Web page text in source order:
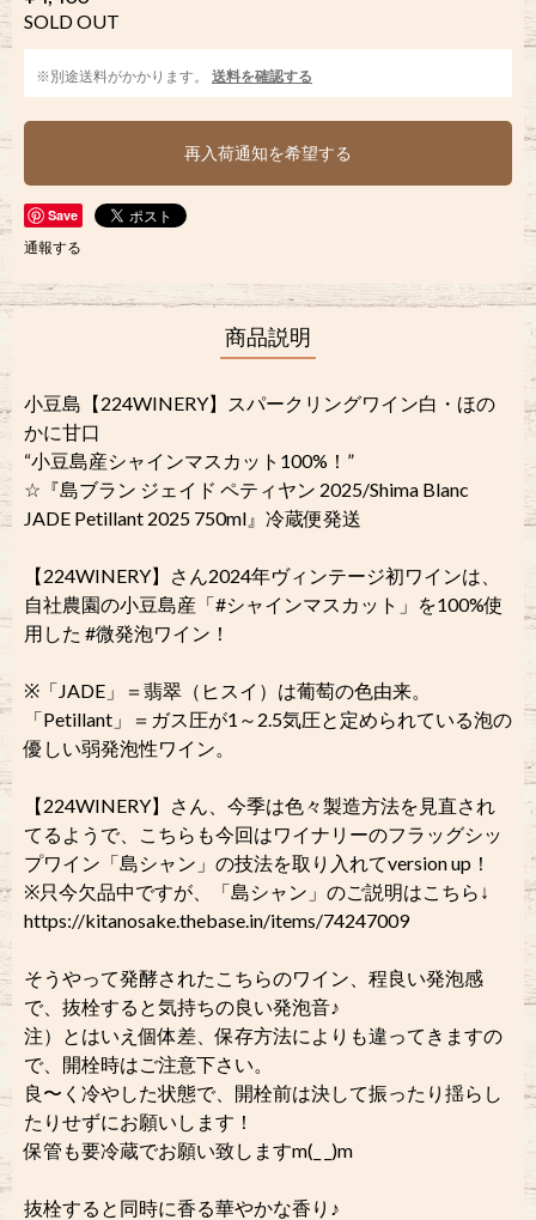
SOLD OUT
※別途送料がかかります。 送料を確認する
再入荷通知を希望する
Save
通報する
商品説明
小豆島【224WINERY】スパークリングワイン白・ほの
かに甘口
“小豆島産シャインマスカット100%！”
☆『島ブラン ジェイド ペティヤン 2025/Shima Blanc
JADE Petillant 2025 750ml』冷蔵便発送
【224WINERY】さん2024年ヴィンテージ初ワインは、
自社農園の小豆島産「#シャインマスカット」を100%使
用した #微発泡ワイン！
※「JADE」＝翡翠（ヒスイ）は葡萄の色由来。
「Petillant」＝ガス圧が1～2.5気圧と定められている泡の
優しい弱発泡性ワイン。
【224WINERY】さん、今季は色々製造方法を見直され
てるようで、こちらも今回はワイナリーのフラッグシッ
プワイン「島シャン」の技法を取り入れてversion up！
※只今欠品中ですが、「島シャン」のご説明はこちら↓
https://kitanosake.thebase.in/items/74247009
そうやって発酵されたこちらのワイン、程良い発泡感
で、抜栓すると気持ちの良い発泡音♪
注）とはいえ個体差、保存方法によりも違ってきますの
で、開栓時はご注意下さい。
良〜く冷やした状態で、開栓前は決して振ったり揺らし
たりせずにお願いします！
保管も要冷蔵でお願い致しますm(_ _)m
抜栓すると同時に香る華やかな香り♪